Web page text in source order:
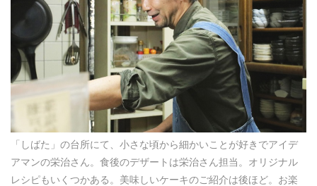
「しばた」の台所にて、小さな頃から細かいことが好きでアイデ
アマンの栄治さん。食後のデザートは栄治さん担当。オリジナル
レシピもいくつかある。美味しいケーキのご紹介は後ほど。お楽